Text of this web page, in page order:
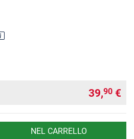
39,90 €
NEL CARRELLO